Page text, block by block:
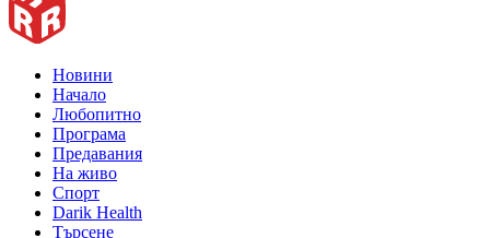
Новини
Начало
Любопитно
Програма
Предавания
На живо
Спорт
Darik Health
Търсене